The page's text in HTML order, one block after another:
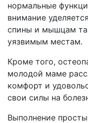
нормальные
внимание
спины и мышцам
уязвимым местам.
Кроме того,
молодой маме
комфорт и
свои силы на
Выполнение